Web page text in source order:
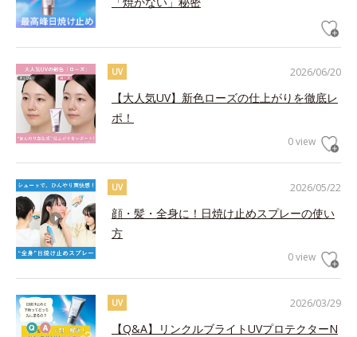
2026/06/20
UV
【大人気UV】新色ローズの仕上がりを徹底レ
ポ！
0 view
2026/05/22
UV
顔・髪・全身に！日焼け止めスプレーの使い
方
0 view
2026/03/29
UV
【Q&A】リンクルブライトUVプロテクターN